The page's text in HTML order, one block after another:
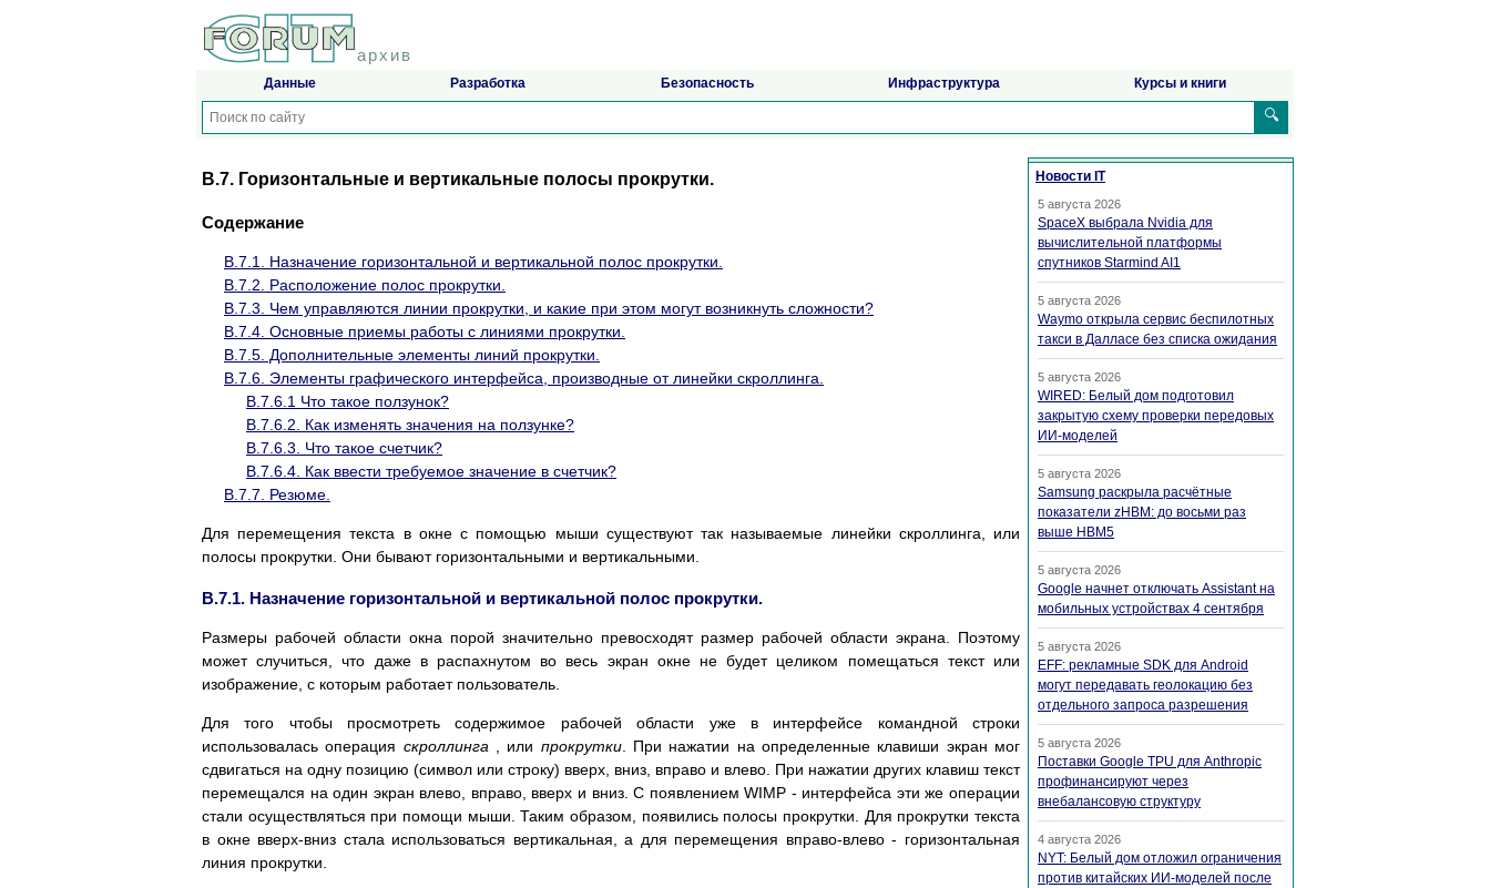
архив
Данные Разработка Безопасность Инфраструктура Курсы и книги
🔍
B.7. Горизонтальные и вертикальные полосы прокрутки.
Содержание
B.7.1. Назначение горизонтальной и вертикальной полос прокрутки.
B.7.2. Расположение полос прокрутки.
B.7.3. Чем управляются линии прокрутки, и какие при этом могут возникнуть сложности?
B.7.4. Основные приемы работы с линиями прокрутки.
B.7.5. Дополнительные элементы линий прокрутки.
B.7.6. Элементы графического интерфейса, производные от линейки скроллинга.
B.7.6.1 Что такое ползунок?
B.7.6.2. Как изменять значения на ползунке?
B.7.6.3. Что такое счетчик?
B.7.6.4. Как ввести требуемое значение в счетчик?
B.7.7. Резюме.
Для перемещения текста в окне с помощью мыши существуют так называемые линейки скроллинга, или
полосы прокрутки. Они бывают горизонтальными и вертикальными.
B.7.1. Назначение горизонтальной и вертикальной полос прокрутки.
Размеры рабочей области окна порой значительно превосходят размер рабочей области экрана. Поэтому
может случиться, что даже в распахнутом во весь экран окне не будет целиком помещаться текст или
изображение, с которым работает пользователь.
Для того чтобы просмотреть содержимое рабочей области уже в интерфейсе командной строки
использовалась операция скроллинга , или прокрутки. При нажатии на определенные клавиши экран мог
сдвигаться на одну позицию (символ или строку) вверх, вниз, вправо и влево. При нажатии других клавиш текст
перемещался на один экран влево, вправо, вверх и вниз. С появлением WIMP - интерфейса эти же операции
стали осуществляться при помощи мыши. Таким образом, появились полосы прокрутки. Для прокрутки текста
в окне вверх-вниз стала использоваться вертикальная, а для перемещения вправо-влево - горизонтальная
линия прокрутки.
Новости IT
5 августа 2026
SpaceX выбрала Nvidia для
вычислительной платформы
спутников Starmind AI1
5 августа 2026
Waymo открыла сервис беспилотных
такси в Далласе без списка ожидания
5 августа 2026
WIRED: Белый дом подготовил
закрытую схему проверки передовых
ИИ-моделей
5 августа 2026
Samsung раскрыла расчётные
показатели zHBM: до восьми раз
выше HBM5
5 августа 2026
Google начнет отключать Assistant на
мобильных устройствах 4 сентября
5 августа 2026
EFF: рекламные SDK для Android
могут передавать геолокацию без
отдельного запроса разрешения
5 августа 2026
Поставки Google TPU для Anthropic
профинансируют через
внебалансовую структуру
4 августа 2026
NYT: Белый дом отложил ограничения
против китайских ИИ-моделей после